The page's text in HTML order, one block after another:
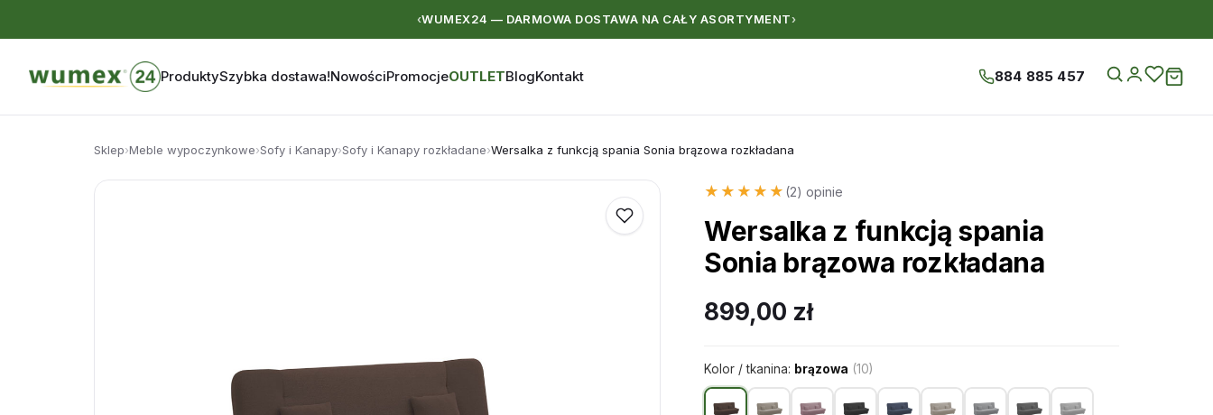
‹WUMEX24 — DARMOWA DOSTAWA NA CAŁY ASORTYMENT›
ProduktySzybka dostawa!NowościPromocjeOUTLETBlogKontakt 884 885 457
Sklep›Meble wypoczynkowe›Sofy i Kanapy›Sofy i Kanapy rozkładane›Wersalka z funkcją spania Sonia brązowa rozkładana
★★★★★
★★★★★ (2) opinie
Wersalka z funkcją spania
Sonia brązowa rozkładana
899,00 zł
Kolor / tkanina: brązowa (10)